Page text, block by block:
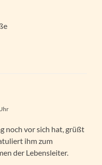
noch vor sich hat, grüßt
ihm zum
der Lebensleiter.